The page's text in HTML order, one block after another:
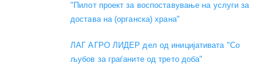
"Пилот проект за воспоставување на услуги за
достава на (органска) храна"
ЛАГ АГРО ЛИДЕР дел од иницијативата "Со
љубов за граѓаните од трето доба"